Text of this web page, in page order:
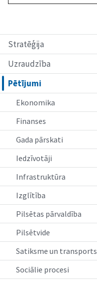
Stratēģija
Uzraudzība
Pētījumi
Ekonomika
Finanses
Gada pārskati
Iedzīvotāji
Infrastruktūra
Izglītība
Pilsētas pārvaldība
Pilsētvide
Satiksme un transports
Sociālie procesi